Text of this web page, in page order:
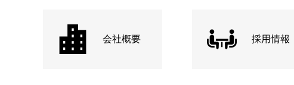
会社概要 採用情報